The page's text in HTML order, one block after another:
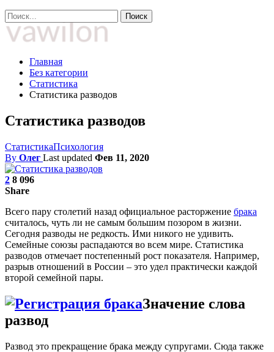
Главная
Без категории
Статистика
Статистика разводов
Статистика разводов
СтатистикаПсихология
By Олег Last updated Фев 11, 2020
2 8 096
Share
Всего пару столетий назад официальное расторжение брака
считалось, чуть ли не самым большим позором в жизни.
Сегодня разводы не редкость. Ими никого не удивить.
Семейные союзы распадаются во всем мире. Статистика
разводов отмечает постепенный рост показателя. Например,
разрыв отношений в России – это удел практически каждой
второй семейной пары.
Значение слова
развод
Развод это прекращение брака между супругами. Сюда также